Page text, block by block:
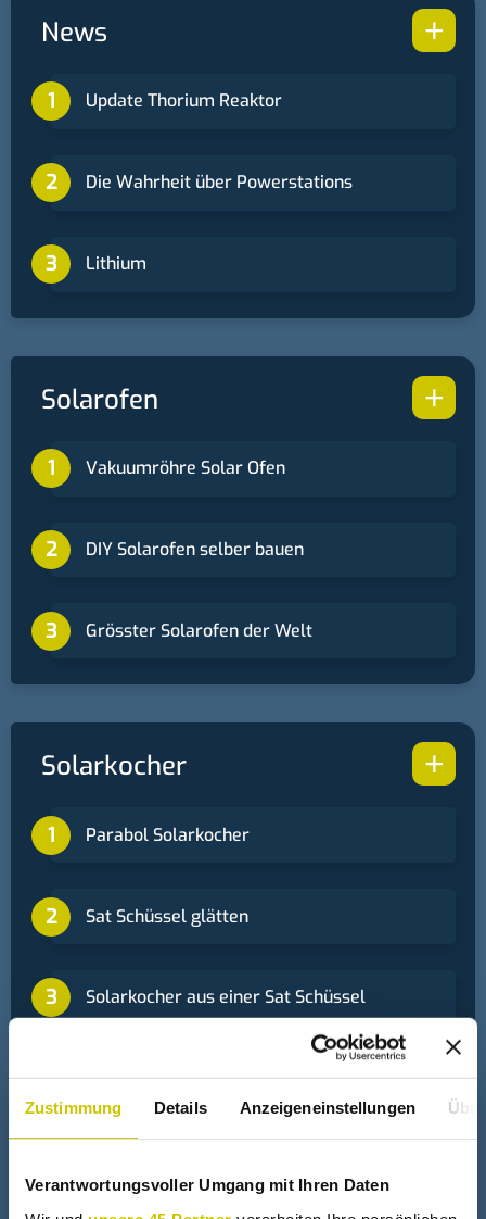
Zustimmung Details Anzeigeneinstellungen
Verantwortungsvoller Umgang mit Ihren Daten
+
News
Update Thorium Reaktor
Die Wahrheit über Powerstations
Lithium
+
Solarofen
Vakuumröhre Solar Ofen
DIY Solarofen selber bauen
Grösster Solarofen der Welt
+
Solarkocher
Parabol Solarkocher
Sat Schüssel glätten
Solarkocher aus einer Sat Schüssel
+
Fresnel Linse
Fresnel Linsen Leistungsvergleich